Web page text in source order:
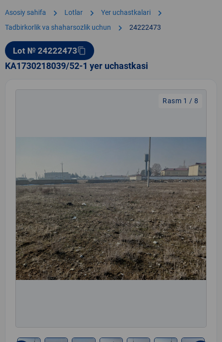
Asosiy sahifa chevron_right Lotlar chevron_right Yer uchastkalari chevron_right
Tadbirkorlik va shaharsozlik uchun chevron_right 24222473
Lot № 24222473content_copy
KA1730218039/52-1 yer uchastkasi
Rasm 1 / 8